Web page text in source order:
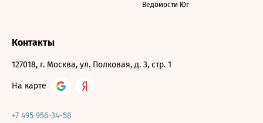
Ведомости Юг
Контакты
127018, г. Москва, ул. Полковая, д. 3, стр. 1
На карте
+7 495 956-34-58